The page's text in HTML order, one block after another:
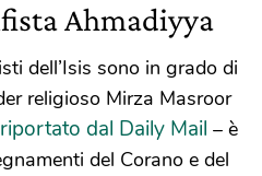
Ahmadiyya
dell’Isis sono in grado di
religioso Mirza Masroor
riportato dal Daily Mail – è
del Corano e del